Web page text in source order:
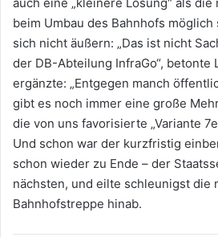
beim Umbau des Bahnhofs
sich nicht äußern: „Das ist nicht
der DB-Abteilung InfraGo“, betonte
ergänzte: „Entgegen manch
gibt es noch immer eine große
die von uns favorisierte „Variante
Und schon war der kurzfristig
schon wieder zu Ende – der
nächsten, und eilte schleunigst die
Bahnhofstreppe hinab.